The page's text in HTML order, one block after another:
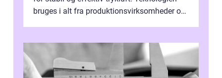
bruges i alt fra produktionsvirksomheder og